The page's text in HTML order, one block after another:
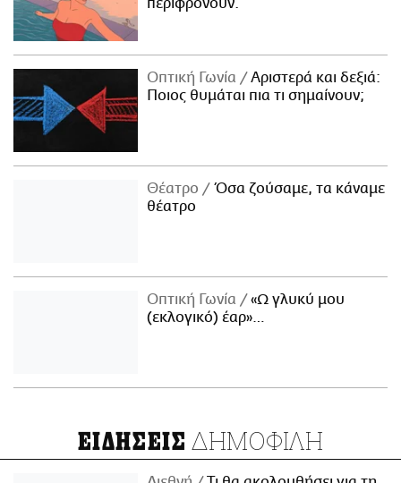
Οπτική Γωνία
Αριστερά και δεξιά:
Ποιος θυμάται πια τι σημαίνουν;
Θέατρο
Όσα ζούσαμε, τα κάναμε
θέατρο
Οπτική Γωνία
«Ω γλυκύ μου
(εκλογικό) έαρ»…
ΕΙΔΗΣΕΙΣ ΔΗΜΟΦΙΛΗ